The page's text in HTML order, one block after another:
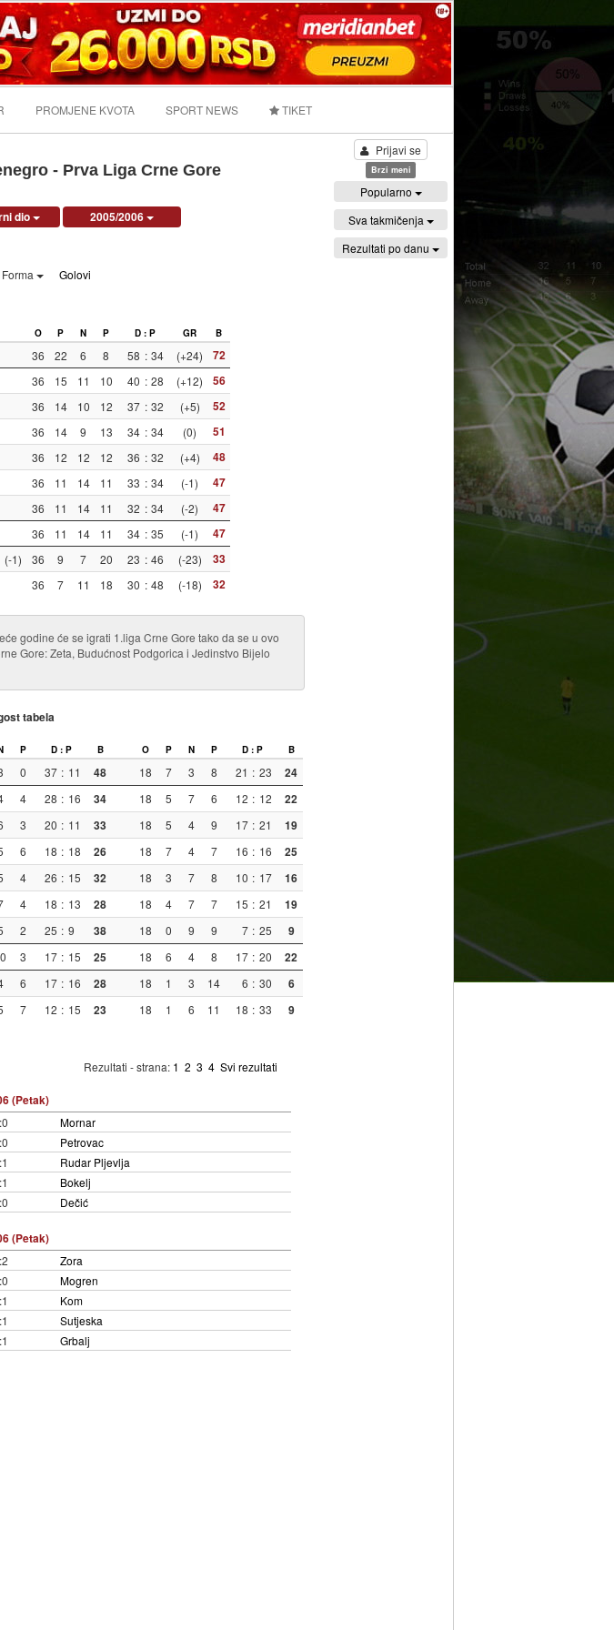
PROMJENE KVOTA SPORT NEWS TIKET
- Prva Liga Crne Gore
dio 2005/2006
Forma Golovi
O P N P D : P GR B
36 22 6 8 58 : 34 (+24) 72
36 15 11 10 40 : 28 (+12) 56
36 14 10 12 37 : 32 (+5) 52
36 14 9 13 34 : 34 (0) 51
36 12 12 12 36 : 32 (+4) 48
36 11 14 11 33 : 34 (-1) 47
36 11 14 11 32 : 34 (-2) 47
36 11 14 11 34 : 35 (-1) 47
(-1) 36 9 7 20 23 : 46 (-23) 33
36 7 11 18 30 : 48 (-18) 32
godine će se igrati 1.liga Crne Gore tako da se u ovo
Gore: Zeta, Budućnost Podgorica i Jedinstvo Bijelo
tabela
P D : P B O P N P D : P B
0 37 : 11 48 18 7 3 8 21 : 23 24
4 28 : 16 34 18 5 7 6 12 : 12 22
3 20 : 11 33 18 5 4 9 17 : 21 19
6 18 : 18 26 18 7 4 7 16 : 16 25
4 26 : 15 32 18 3 7 8 10 : 17 16
4 18 : 13 28 18 4 7 7 15 : 21 19
2 25 : 9 38 18 0 9 9 7 : 25 9
3 17 : 15 25 18 6 4 8 17 : 20 22
6 17 : 16 28 18 1 3 14 6 : 30 6
7 12 : 15 23 18 1 6 11 18 : 33 9
Rezultati - strana: 1 2 3 4 Svi rezultati
(Petak)
Mornar
Petrovac
Rudar Pljevlja
Bokelj
Dečić
(Petak)
Zora
Mogren
Kom
Sutjeska
Grbalj
Prijavi se
Brzi meni
Popularno
Sva takmičenja
Rezultati po danu